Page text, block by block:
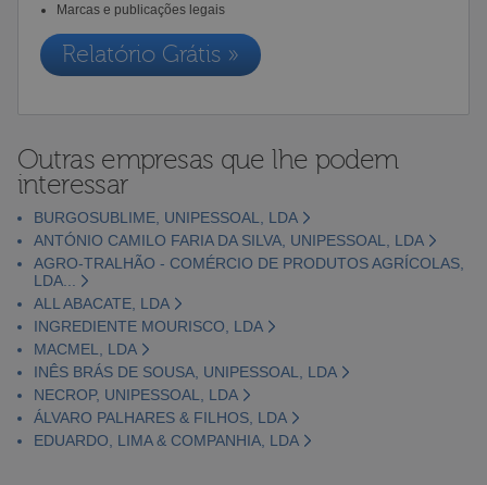
Marcas e publicações legais
Relatório Grátis »
Outras empresas que lhe podem
interessar
BURGOSUBLIME, UNIPESSOAL, LDA
ANTÓNIO CAMILO FARIA DA SILVA, UNIPESSOAL, LDA
AGRO-TRALHÃO - COMÉRCIO DE PRODUTOS AGRÍCOLAS,
LDA...
ALL ABACATE, LDA
INGREDIENTE MOURISCO, LDA
MACMEL, LDA
INÊS BRÁS DE SOUSA, UNIPESSOAL, LDA
NECROP, UNIPESSOAL, LDA
ÁLVARO PALHARES & FILHOS, LDA
EDUARDO, LIMA & COMPANHIA, LDA